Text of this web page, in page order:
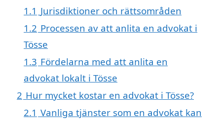
1.1 Jurisdiktioner och rättsområden
1.2 Processen av att anlita en advokat i
Tösse
1.3 Fördelarna med att anlita en
advokat lokalt i Tösse
2 Hur mycket kostar en advokat i Tösse?
2.1 Vanliga tjänster som en advokat kan